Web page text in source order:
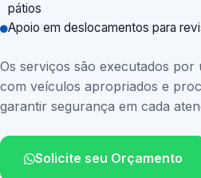
pátios
Apoio em deslocamentos para
Os serviços são executados por
com veículos apropriados e
garantir segurança em cada
Solicite seu Orçamento